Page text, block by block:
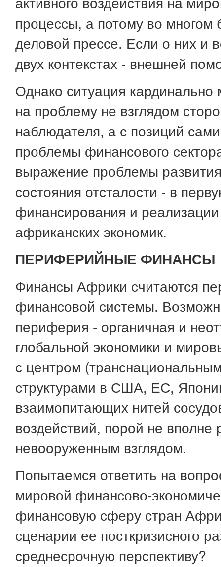
процессы, а потому во
деловой прессе. Если о них и
двух контекстах - внешней
Однако ситуация кардинально
на проблему не взглядом
наблюдателя, а с позиций
проблемы финансового
выражение проблемы
состояния отсталости - в
финансирования и
африканских экономик.
ПЕРИФЕРИЙНЫЕ ФИНАНСЫ
Финансы Африки считаются
финансовой системы.
периферия - органичная и
глобальной экономики и
с центром
структурами в США, ЕС,
взаимопитающих нитей
воздействий, порой не вполне
невооруженным взглядом.
Попытаемся ответить на
мировой финансово-
финансовую сферу стран
сценарии ее посткризисного
среднесрочную перспективу?